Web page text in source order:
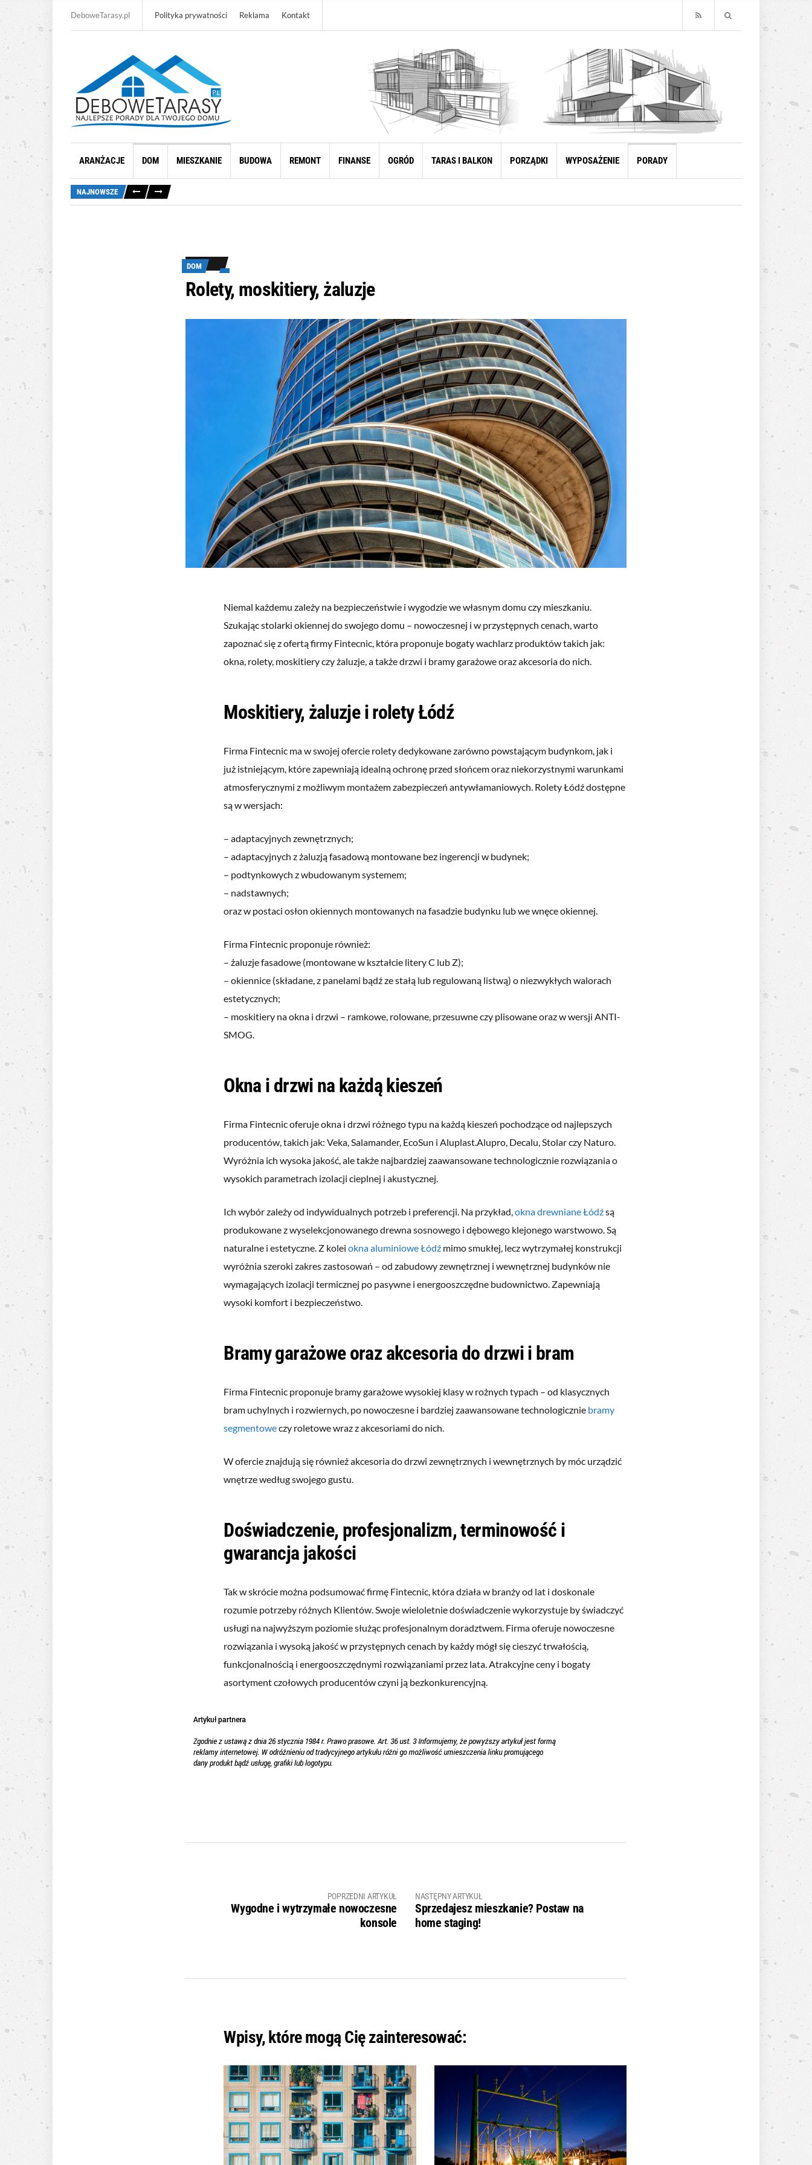
DeboweTarasy.pl Polityka prywatności Reklama Kontakt
ARANŻACJE DOM MIESZKANIE BUDOWA REMONT FINANSE OGRÓD TARAS I BALKON PORZĄDKI WYPOSAŻENIE PORADY
NAJNOWSZE
DOM
Rolety, moskitiery, żaluzje
Niemal każdemu zależy na bezpieczeństwie i wygodzie we własnym domu czy mieszkaniu.
Szukając stolarki okiennej do swojego domu – nowoczesnej i w przystępnych cenach, warto
zapoznać się z ofertą firmy Fintecnic, która proponuje bogaty wachlarz produktów takich jak:
okna, rolety, moskitiery czy żaluzje, a także drzwi i bramy garażowe oraz akcesoria do nich.
Moskitiery, żaluzje i rolety Łódź
Firma Fintecnic ma w swojej ofercie rolety dedykowane zarówno powstającym budynkom, jak i
już istniejącym, które zapewniają idealną ochronę przed słońcem oraz niekorzystnymi warunkami
atmosferycznymi z możliwym montażem zabezpieczeń antywłamaniowych. Rolety Łódź dostępne
są w wersjach:
– adaptacyjnych zewnętrznych;
– adaptacyjnych z żaluzją fasadową montowane bez ingerencji w budynek;
– podtynkowych z wbudowanym systemem;
– nadstawnych;
oraz w postaci osłon okiennych montowanych na fasadzie budynku lub we wnęce okiennej.
Firma Fintecnic proponuje również:
– żaluzje fasadowe (montowane w kształcie litery C lub Z);
– okiennice (składane, z panelami bądź ze stałą lub regulowaną listwą) o niezwykłych walorach
estetycznych;
– moskitiery na okna i drzwi – ramkowe, rolowane, przesuwne czy plisowane oraz w wersji ANTI-
SMOG.
Okna i drzwi na każdą kieszeń
Firma Fintecnic oferuje okna i drzwi różnego typu na każdą kieszeń pochodzące od najlepszych
producentów, takich jak: Veka, Salamander, EcoSun i Aluplast.Alupro, Decalu, Stolar czy Naturo.
Wyróżnia ich wysoka jakość, ale także najbardziej zaawansowane technologicznie rozwiązania o
wysokich parametrach izolacji cieplnej i akustycznej.
Ich wybór zależy od indywidualnych potrzeb i preferencji. Na przykład,okna drewniane Łódźsą
produkowane z wyselekcjonowanego drewna sosnowego i dębowego klejonego warstwowo. Są
naturalne i estetyczne. Z koleiokna aluminiowe Łódź mimo smukłej, lecz wytrzymałej konstrukcji
wyróżnia szeroki zakres zastosowań – od zabudowy zewnętrznej i wewnętrznej budynków nie
wymagających izolacji termicznej po pasywne i energooszczędne budownictwo. Zapewniają
wysoki komfort i bezpieczeństwo.
Bramy garażowe oraz akcesoria do drzwi i bram
Firma Fintecnic proponuje bramy garażowe wysokiej klasy w rożnych typach – od klasycznych
bram uchylnych i rozwiernych, po nowoczesne i bardziej zaawansowane technologicznie bramy
segmentoweczy roletowe wraz z akcesoriami do nich.
W ofercie znajdują się również akcesoria do drzwi zewnętrznych i wewnętrznych by móc urządzić
wnętrze według swojego gustu.
Doświadczenie, profesjonalizm, terminowość i
gwarancja jakości
Tak w skrócie można podsumować firmę Fintecnic, która działa w branży od lat i doskonale
rozumie potrzeby różnych Klientów. Swoje wieloletnie doświadczenie wykorzystuje by świadczyć
usługi na najwyższym poziomie służąc profesjonalnym doradztwem. Firma oferuje nowoczesne
rozwiązania i wysoką jakość w przystępnych cenach by każdy mógł się cieszyć trwałością,
funkcjonalnością i energooszczędnymi rozwiązaniami przez lata. Atrakcyjne ceny i bogaty
asortyment czołowych producentów czyni ją bezkonkurencyjną.
POPRZEDNI ARTYKUŁ
Wygodne i wytrzymałe nowoczesne
konsole
NASTĘPNY ARTYKUŁ
Sprzedajesz mieszkanie? Postaw na
home staging!
Wpisy, które mogą Cię zainteresować: